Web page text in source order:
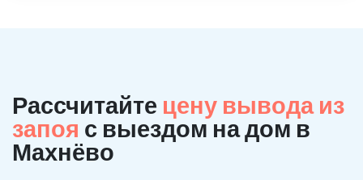
Рассчитайте цену вывода из
запоя с выездом на дом в
Махнёво